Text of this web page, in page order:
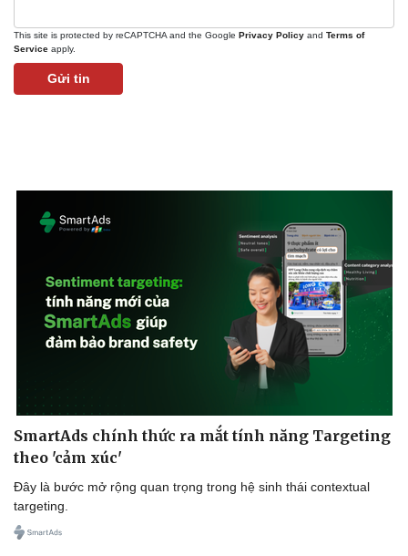
Kinh tế
Bất động sản
Khởi nghiệp
Thị trường
Tiêu dùng
Tỷ giá
Chứng khoán
Giá cà phê
This site is protected by reCAPTCHA and the Google Privacy Policy and Terms of
Service apply.
Gửi tin
SmartAds chính thức ra mắt tính năng Targeting
theo 'cảm xúc'
Đây là bước mở rộng quan trọng trong hệ sinh thái contextual
targeting.